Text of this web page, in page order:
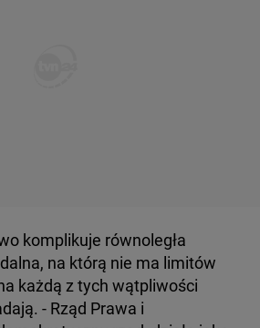
komplikuje równoległa
na którą nie ma limitów
każdą z tych wątpliwości
- Rząd Prawa i